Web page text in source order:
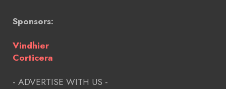
Sponsors:
Vindhier
Corticera
- ADVERTISE WITH US -